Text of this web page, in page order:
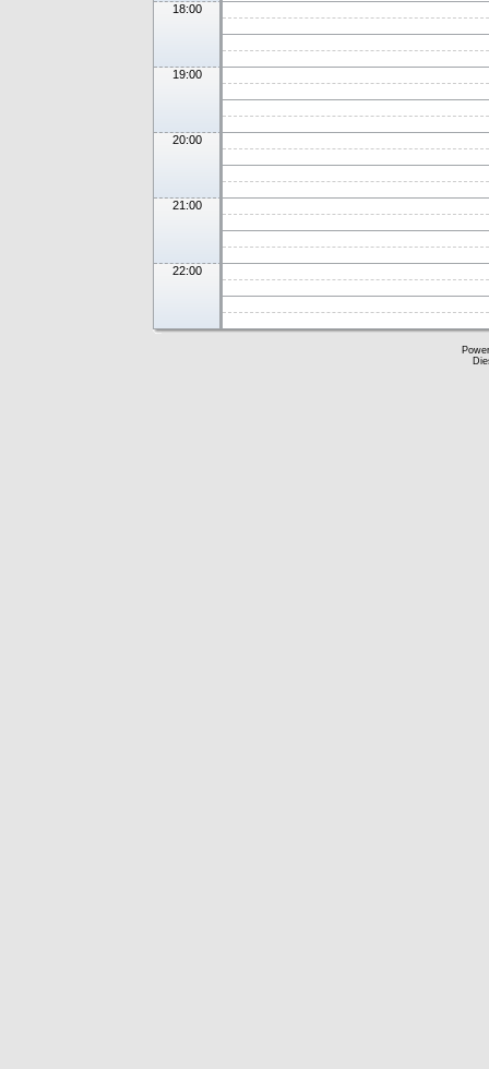
18:00
19:00
20:00
21:00
22:00